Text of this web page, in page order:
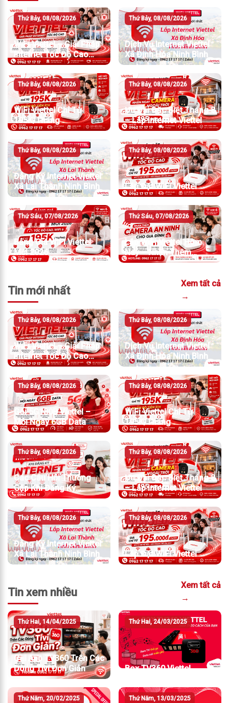
Thứ Bảy, 08/08/2026
WiFi Viettel – Giải Pháp
Internet Tốc Độ Cao
Cho Gia Đình Và Doanh
Nghiệp
Thứ Bảy, 08/08/2026
Dịch Vụ Internet Viettel
Xã Định Hóa Ninh Bình
Thứ Bảy, 08/08/2026
WiFi Viettel Chỉ Từ
195K/Tháng
Thứ Bảy, 08/08/2026
Ưu Đãi Đặc Biệt Tháng 8
– Lắp Internet Viettel
Thứ Bảy, 08/08/2026
Đăng Ký Internet Viettel
Xã Lai Thành Ninh Bình
Thứ Bảy, 08/08/2026
Lắp Đặt WiFi Viettel
Thứ Sáu, 07/08/2026
Bảng Giá WiFi Viettel
Mới 2026
Thứ Sáu, 07/08/2026
Lắp WiFi Viettel Hôm
Nay – Nhận Thêm
Camera An Ninh
Tin mới nhất
Xem tất cả
→
Thứ Bảy, 08/08/2026
WiFi Viettel – Giải Pháp
Internet Tốc Độ Cao
Cho Gia Đình Và Doanh
Nghiệp
Thứ Bảy, 08/08/2026
Dịch Vụ Internet Viettel
Xã Định Hóa Ninh Bình
Thứ Bảy, 08/08/2026
Gói 5G180B Viettel –
Mỗi Ngày 6GB Data
Thứ Bảy, 08/08/2026
WiFi Viettel Chỉ Từ
195K/Tháng
Thứ Bảy, 08/08/2026
Các Câu Hỏi Thường
Gặp Khi Đăng Ký
Internet Viettel
Thứ Bảy, 08/08/2026
Ưu Đãi Đặc Biệt Tháng 8
– Lắp Internet Viettel
Thứ Bảy, 08/08/2026
Đăng Ký Internet Viettel
Xã Lai Thành Ninh Bình
Thứ Bảy, 08/08/2026
Lắp Đặt WiFi Viettel
Tin xem nhiều
Xem tất cả
→
Thứ Hai, 14/04/2025
Cài App TV360 Trên Các
Dòng Tivi Đơn Giản
Thứ Hai, 24/03/2025
Box TV360 Viettel
Thứ Năm, 20/02/2025 Thứ Năm, 13/03/2025